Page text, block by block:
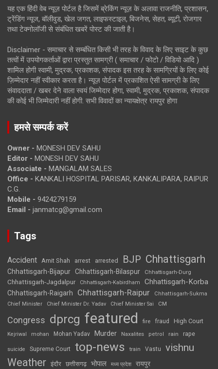
यह एक हिंदी वेब न्यूज़ पोर्टल है जिसमें ब्रेकिंग न्यूज़ के अलावा राजनीति, प्रशासन,
ट्रेंडिंग न्यूज, बॉलीवुड, खेल जगत, लाइफस्टाइल, बिजनेस, सेहत, ब्यूटी, रोजगार
तथा टेक्नोलॉजी से संबंधित खबरें पोस्ट की जाती है।
Disclaimer - समाचार से सम्बंधित किसी भी तरह के विवाद के लिए साइट के कुछ
तत्वों में उपयोगकर्ताओं द्वारा प्रस्तुत सामग्री ( समाचार / फोटो / विडियो आदि )
शामिल होगी स्वामी, मुद्रक, प्रकाशक, संपादक इस तरह के सामग्रियों के लिए कोई
ज़िम्मेदार नहीं स्वीकार करता है। न्यूज़ पोर्टल में प्रकाशित ऐसी सामग्री के लिए
संवाददाता / खबर देने वाला स्वयं जिम्मेदार होगा, स्वामी, मुद्रक, प्रकाशक, संपादक
की कोई भी जिम्मेदारी नहीं होगी. सभी विवादों का न्यायक्षेत्र रायपुर होगा
हमसे सम्पर्क करें
Owner - MONESH DEV SAHU
Editor - MONESH DEV SAHU
Associate - MANGALAM SALES
Office - KANKALI HOSPITAL PARISAR, KANKALIPARA, RAIPUR
C.G.
Mobile - 9424279159
Email - janmatcg@gmail.com
Tags
Accident Amit Shah arrest arrested BJP Chhattisgarh
Chhattisgarh-Bijapur Chhattisgarh-Bilaspur Chhattisgarh-Durg
Chhattisgarh-Jagdalpur Chhattisgarh-Kabirdham Chhattisgarh-Korba
Chhattisgarh-Raigarh Chhattisgarh-Raipur
Chhattisgarh-Sukma
Chief Minister
Chief Minister Dr. Yadav Chief Minister Sai CM
Congress dprcg featured fire fraud High Court
Kejriwal mohan Mohan Yadav Murder Naxalites petrol rain rape
suicide Supreme Court top-news train Vastu vishnu
Weather इंदौर छत्तीसगढ़ भोपाल मध्य प्रदेश रायपुर